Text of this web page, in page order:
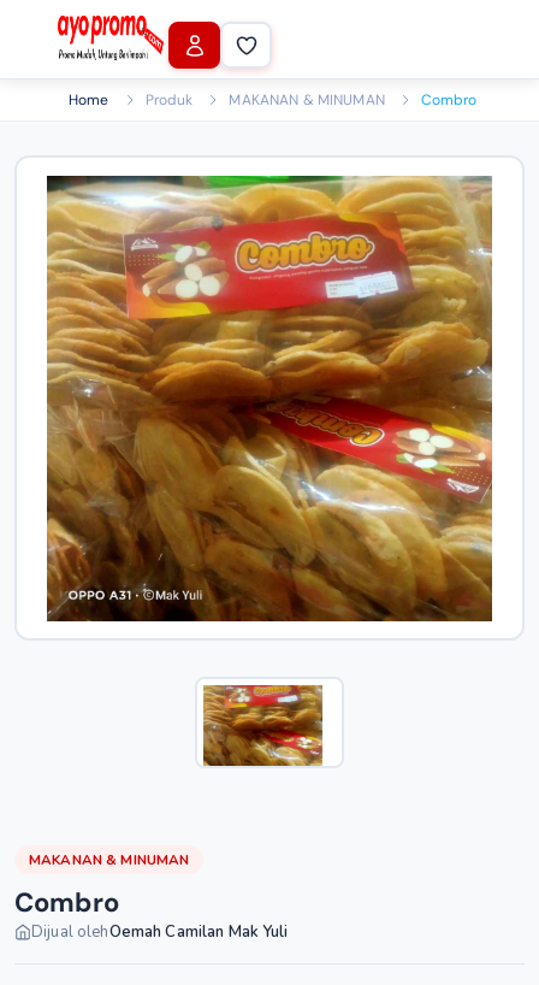
Home Produk MAKANAN & MINUMAN Combro
MAKANAN & MINUMAN
Combro
Dijual olehOemah Camilan Mak Yuli